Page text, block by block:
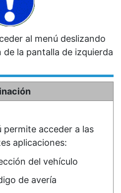
al menú deslizando
la pantalla de izquierda
permite acceder a las
aplicaciones:
del vehículo
de avería